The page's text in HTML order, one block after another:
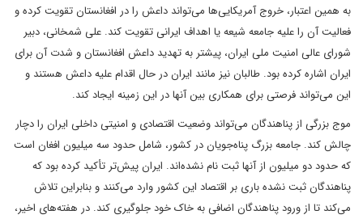
به همین اعتبار، خروج آمریکایی‌ها می‌تواند داعش را در افغانستان تقویت کرده و
فعالیت آن را علیه جامعه شیعه یا اهداف ایرانی تقویت کند. علی شمخانی، دبیر
شورای عالی امنیت ملی ایران، پیشتر به تهدید داعش افغانستان و شدت آن برای
ایران اشاره کرده بود. طالبان نیز مانند ایران در حال اقدام علیه داعش هستند و
این می‌تواند فرصتی برای همکاری بین آنها در این زمینه ایجاد کند.
موج بزرگی از پناهندگان می‌تواند وضعیت اقتصادی و امنیتی داخلی ایران را دچار
چالش کند. جامعه بزرگ پناه‌جویان در کشور، شامل حدود سه میلیون افغان است
که حدود دو میلیون از آنها ثبت نام نشده‌اند. ایران پیش‌تر تأکید کرده بود که
پناهندگان ثبت نشده باری بر اقتصاد این کشور وارد می‌کنند و بنابراین تلاش
می‌کند تا از ورود پناهندگان اضافی به خاک خود جلوگیری کند. در هفته‌های اخیر،